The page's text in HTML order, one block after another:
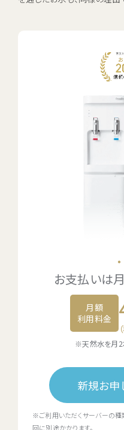
お支払いは
月額
利用料金
※天然水を月2
新規お申
※ご利用いただくサーバーの種
回に別途かかります。